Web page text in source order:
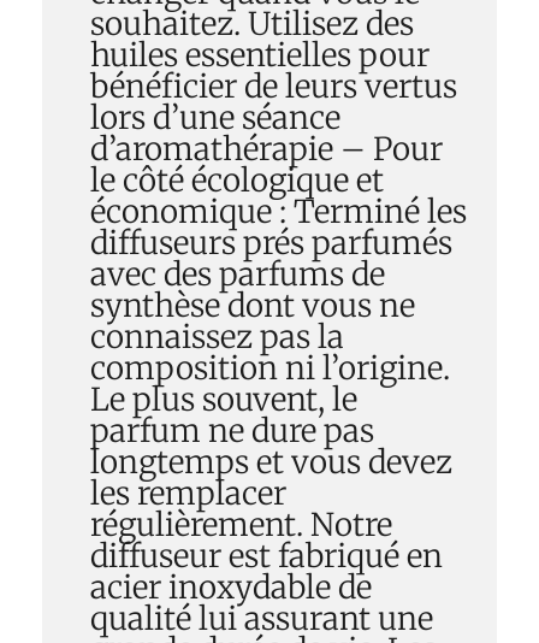
souhaitez. Utilisez des
huiles essentielles pour
bénéficier de leurs vertus
lors d’une séance
d’aromathérapie – Pour
le côté écologique et
économique : Terminé les
diffuseurs prés parfumés
avec des parfums de
synthèse dont vous ne
connaissez pas la
composition ni l’origine.
Le plus souvent, le
parfum ne dure pas
longtemps et vous devez
les remplacer
régulièrement. Notre
diffuseur est fabriqué en
acier inoxydable de
qualité lui assurant une